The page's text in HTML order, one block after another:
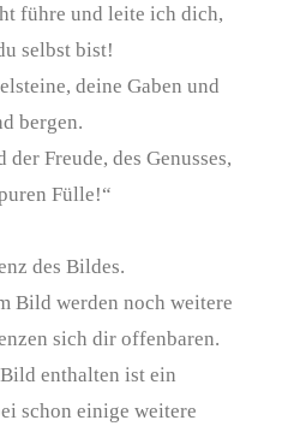
führe und leite ich dich,
selbst bist!
deine Gaben und
bergen.
Freude, des Genusses,
Fülle!“
des Bildes.
Bild werden noch weitere
sich dir offenbaren.
enthalten ist ein
schon einige weitere